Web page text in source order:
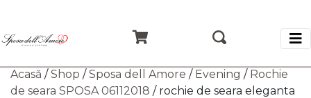
Acasă /Shop /Sposa dell Amore / Evening / Rochie
de seara SPOSA 06112018 / rochie de seara eleganta